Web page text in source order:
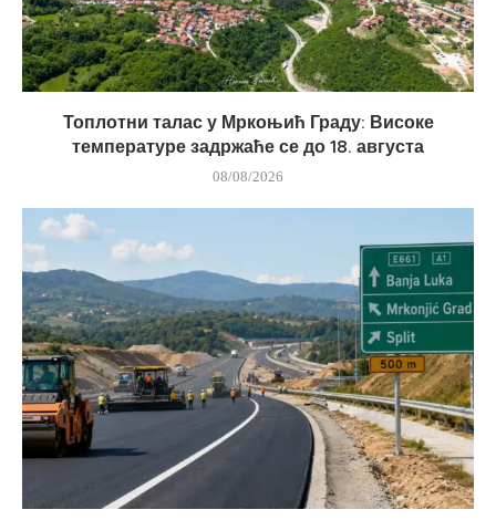
Топлотни талас у Мркоњић Граду: Високе
температуре задржаће се до 18. августа
08/08/2026